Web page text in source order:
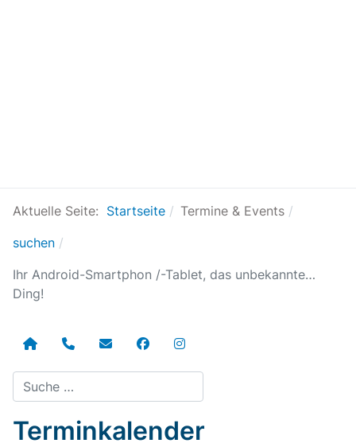
Aktuelle Seite: Startseite
Termine & Events
suchen
Ihr Android-Smartphon /-Tablet, das unbekannte…
Ding!
Suchen
Terminkalender